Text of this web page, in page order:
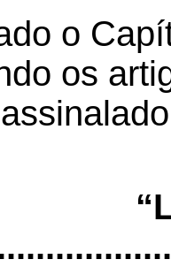
o
os